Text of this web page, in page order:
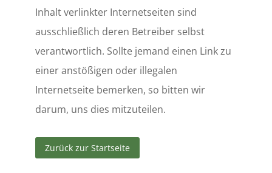
Inhalt verlinkter Internetseiten sind
ausschließlich deren Betreiber selbst
verantwortlich. Sollte jemand einen Link zu
einer anstößigen oder illegalen
Internetseite bemerken, so bitten wir
darum, uns dies mitzuteilen.
Zurück zur Startseite